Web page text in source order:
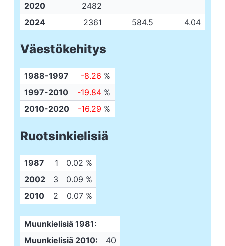
2020
2482
2024
2361 584.5 4.04
Väestökehitys
1988-1997 -8.26 %
1997-2010
-19.84 %
2010-2020
-16.29 %
Ruotsinkielisiä
1987 1
0.02 %
2002
3
0.09 %
2010
2 0.07 %
Muunkielisiä 1981:
Muunkielisiä 2010:
40